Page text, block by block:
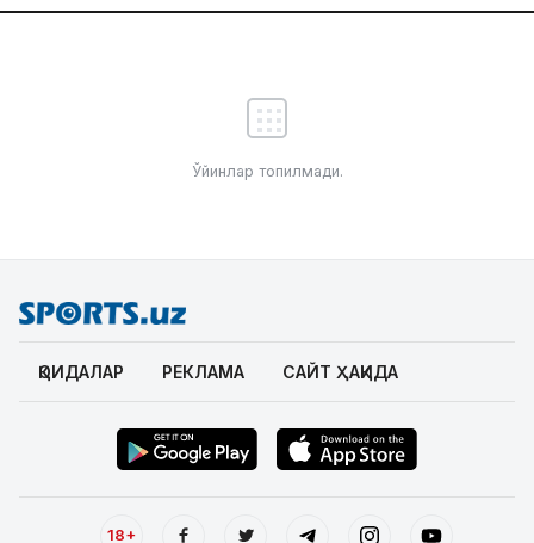
Ўйинлар топилмади.
ҚОИДАЛАР РЕКЛАМА САЙТ ҲАҚИДА
18+